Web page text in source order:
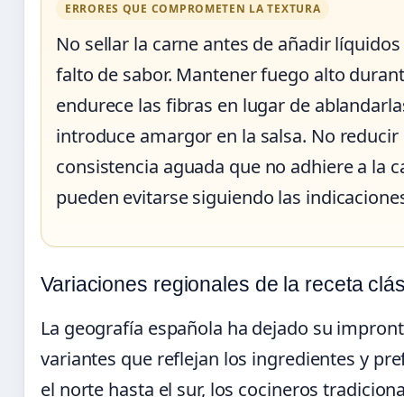
ERRORES QUE COMPROMETEN LA TEXTURA
No sellar la carne antes de añadir
falto de sabor. Mantener fuego alto
endurece las fibras en lugar de
introduce amargor en la salsa. No
consistencia aguada que no adhiere a la
pueden evitarse siguiendo las
Variaciones regionales de la receta
La geografía española ha dejado su
variantes que reflejan los ingredientes y
el norte hasta el sur, los cocineros